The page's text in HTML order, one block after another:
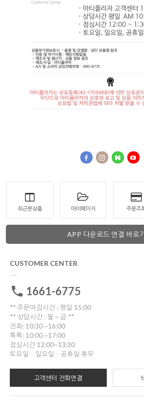
최근본상품 마이페이지 주문조
APP 다운로드 연결 바로
CUSTOMER CENTER
1661-6775
** 주문마감시간 : 평일 15:00
** 상담시간 : 월 ~ 금 **
전화: 10:30 ~16:00
톡톡: 10:00 ~17:00
점심시간 12:00~13:30
토요일ㆍ일요일ㆍ공휴일 휴무
고객센터 전화연결